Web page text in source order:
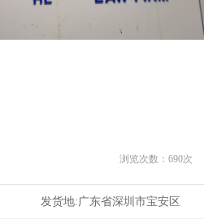
浏览次数： 690次
发货地:广东省深圳市宝安区